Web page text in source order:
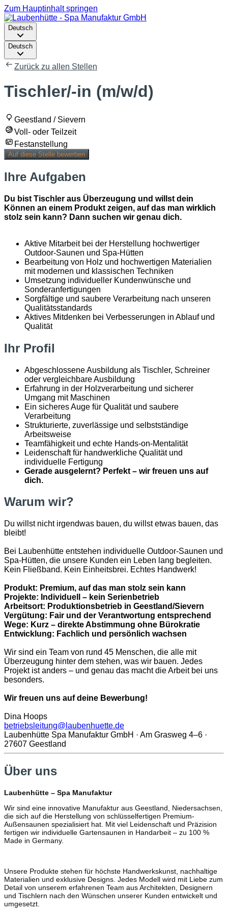
Zum Hauptinhalt springen
Deutsch
Deutsch
Zurück zu allen Stellen
Tischler/-in (m/w/d)
Geestland / Sievern
Voll- oder Teilzeit
Festanstellung
Auf diese Stelle bewerben
Ihre Aufgaben
Du bist Tischler aus Überzeugung und willst dein
Können an einem Produkt zeigen, auf das man wirklich
stolz sein kann? Dann suchen wir genau dich.
Aktive Mitarbeit bei der Herstellung hochwertiger
Outdoor-Saunen und Spa-Hütten
Bearbeitung von Holz und hochwertigen Materialien
mit modernen und klassischen Techniken
Umsetzung individueller Kundenwünsche und
Sonderanfertigungen
Sorgfältige und saubere Verarbeitung nach unseren
Qualitätsstandards
Aktives Mitdenken bei Verbesserungen in Ablauf und
Qualität
Ihr Profil
Abgeschlossene Ausbildung als Tischler, Schreiner
oder vergleichbare Ausbildung
Erfahrung in der Holzverarbeitung und sicherer
Umgang mit Maschinen
Ein sicheres Auge für Qualität und saubere
Verarbeitung
Strukturierte, zuverlässige und selbstständige
Arbeitsweise
Teamfähigkeit und echte Hands-on-Mentalität
Leidenschaft für handwerkliche Qualität und
individuelle Fertigung
Gerade ausgelernt? Perfekt – wir freuen uns auf
dich.
Warum wir?
Du willst nicht irgendwas bauen, du willst etwas bauen, das
bleibt!
Bei Laubenhütte entstehen individuelle Outdoor-Saunen und
Spa-Hütten, die unsere Kunden ein Leben lang begleiten.
Kein Fließband. Kein Einheitsbrei. Echtes Handwerk!
Produkt: Premium, auf das man stolz sein kann
Projekte: Individuell – kein Serienbetrieb
Arbeitsort: Produktionsbetrieb in Geestland/Sievern
Vergütung: Fair und der Verantwortung entsprechend
Wege: Kurz – direkte Abstimmung ohne Bürokratie
Entwicklung: Fachlich und persönlich wachsen
Wir sind ein Team von rund 45 Menschen, die alle mit
Überzeugung hinter dem stehen, was wir bauen. Jedes
Projekt ist anders – und genau das macht die Arbeit bei uns
besonders.
Wir freuen uns auf deine Bewerbung!
Dina Hoops
betriebsleitung@laubenhuette.de
Laubenhütte Spa Manufaktur GmbH · Am Grasweg 4–6 ·
27607 Geestland
Über uns
Laubenhütte – Spa Manufaktur
Wir sind eine innovative Manufaktur aus Geestland, Niedersachsen,
die sich auf die Herstellung von schlüsselfertigen Premium-
Außensaunen spezialisiert hat. Mit viel Leidenschaft und Präzision
fertigen wir individuelle Gartensaunen in Handarbeit – zu 100 %
Made in Germany.
Unsere Produkte stehen für höchste Handwerkskunst, nachhaltige
Materialien und exklusive Designs. Jedes Modell wird mit Liebe zum
Detail von unserem erfahrenen Team aus Architekten, Designern
und Tischlern nach den Wünschen unserer Kunden entwickelt und
umgesetzt.